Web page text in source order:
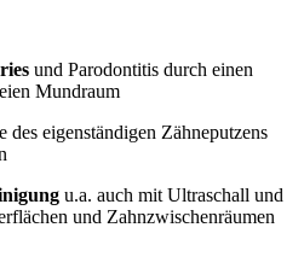
und Parodontitis durch einen
Mundraum
eigenständigen Zähneputzens
u.a. auch mit Ultraschall und
und Zahnzwischenräumen